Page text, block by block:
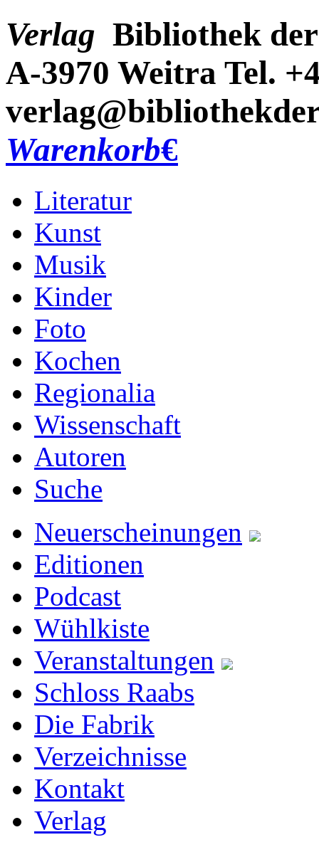
Verlag Bibliothek
A-3970 Weitra Tel.
Warenkorb€
Literatur
Kunst
Musik
Kinder
Foto
Kochen
Regionalia
Wissenschaft
Autoren
Suche
Neuerscheinungen
Editionen
Podcast
Wühlkiste
Veranstaltungen
Schloss Raabs
Die Fabrik
Verzeichnisse
Kontakt
Verlag